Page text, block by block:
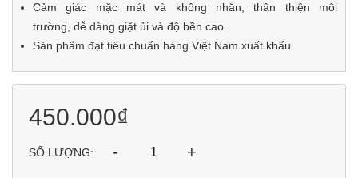
Cảm giác mặc mát và không nhăn, thân thiện môi
trường, dễ dàng giặt ủi và độ bền cao.
Sản phẩm đạt tiêu chuẩn hàng Việt Nam xuất khẩu.
450.000₫
SỐ LƯỢNG: - +